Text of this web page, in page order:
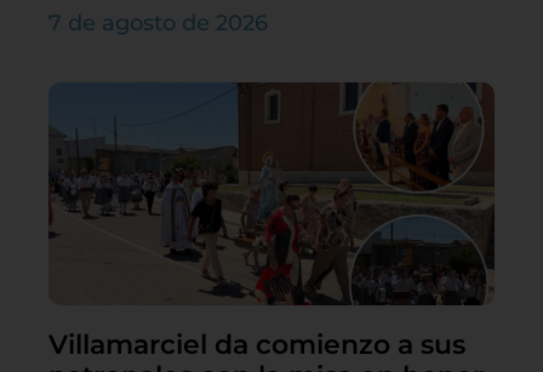
7 de agosto de 2026
Villamarciel da comienzo a sus